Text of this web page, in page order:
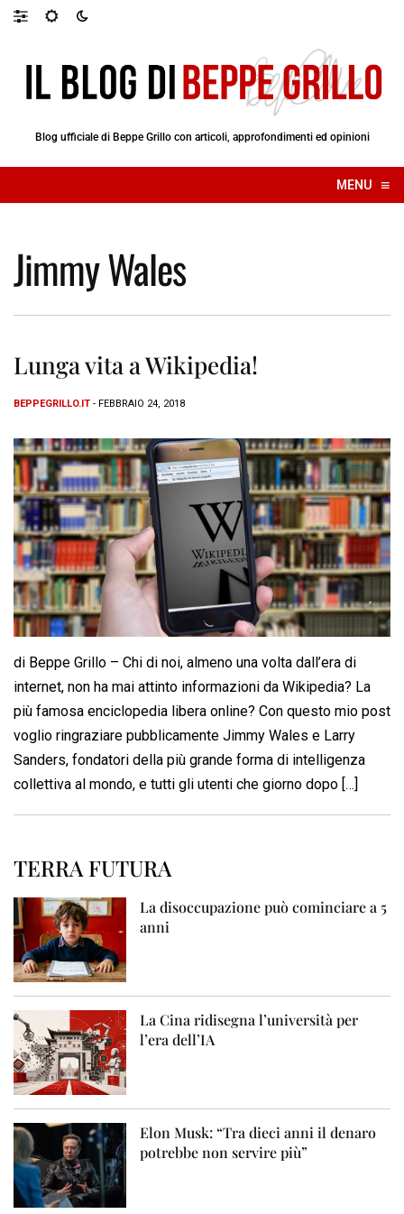
Blog ufficiale di Beppe Grillo con articoli, approfondimenti ed opinioni
MENU ≡
☰
Jimmy Wales
Lunga vita a Wikipedia!
BEPPEGRILLO.IT - FEBBRAIO 24, 2018
di Beppe Grillo – Chi di noi, almeno una volta dall’era di
internet, non ha mai attinto informazioni da Wikipedia? La
più famosa enciclopedia libera online? Con questo mio post
voglio ringraziare pubblicamente Jimmy Wales e Larry
Sanders, fondatori della più grande forma di intelligenza
collettiva al mondo, e tutti gli utenti che giorno dopo […]
TERRA FUTURA
La disoccupazione può cominciare a 5
anni
La Cina ridisegna l’università per
l’era dell’IA
Elon Musk: “Tra dieci anni il denaro
potrebbe non servire più”